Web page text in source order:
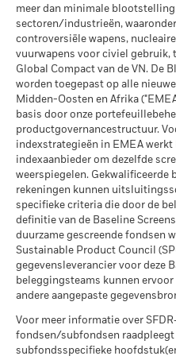
aanmerking genomen bij de
De getoonde cijfers hebben
verleden. In het verleden
betrouwbare indicator voor
kunnen zich in de toekomst
u helpen om te beoordelen
werd beheerd
De prestaties worden
inventariswaarde (NIW),
van toepassing, worden
belegging kan stijgen of dalen
valutaschommelingen als uw
andere valuta dan die
prestaties in het verleden.
welk type van
Publicatie van de netto-
www.blackrock.com/be, De Tijd,
voor klachten over dit fonds
BlackRock op het nummer 02
sturen naar
telefoongesprekken
contact opnemen met de
informatie vindt u ophttp://
Het stressscenario laat zien
extreme
Wereldwijde classificatie van
fondsen door Lipper
MSCI Gewogen Gemiddelde
Koolstofintensiteit (ton CO2-
eq/$ miljoen OMZET)
per 17/jul/2026
MSCI ESG % Dekking
per 17/jul/2026
MSCI ESG-kwaliteitsscore –
Percentiel peer
per 17/jul/2026
Fondsen in peergroup
per 17/jul/2026
MSCI Gewogen Gemiddelde
Koolstofintensiteit % Dekking
Alle data komen van MSCI
per 30/jun/2026
MSCI – Oliezand
per 30/jun/2026
Betrokkenheid van
bedrijfsleven Dekking
per 30/jun/2026
Percentage niet-gedekt
Fonds
per 30/jun/2026
De blootstellingen van
het bedrijfsleven, zoals
Ketelkool en Oliezand,
voor bedrijven die meer dan
genereren uit ketelkool of
inkomsten genereren uit
inkomstendrempel van 0%),
Research, geldt het volgende:
meer dan minimale blootstelling
sectoren/industrieën,
controversiële wapens,
vuurwapens voor civiel gebruik,
Global Compact van de VN. De
worden toegepast op alle
Midden-Oosten en Afrika
basis door onze
productgovernancestructuur.
indexstrategieën in EMEA werkt
indexaanbieder om dezelfde
weerspiegelen. Gekwalificeerde
rekeningen kunnen
specifieke criteria die door de
definitie van de Baseline
duurzame gescreende fondsen
Sustainable Product Council
gegevensleverancier voor deze
beleggingsteams kunnen
andere aangepaste
Voor meer informatie over
fondsen/subfondsen
subfondsspecifieke